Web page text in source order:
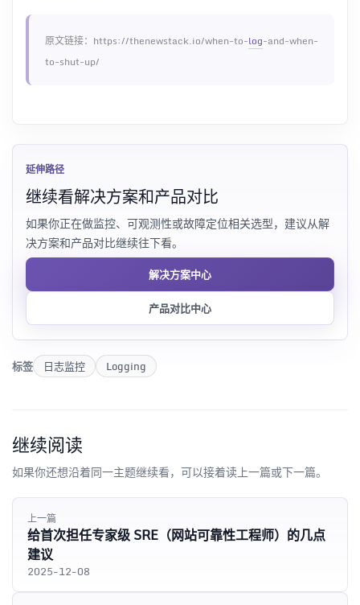
原文链接：https://thenewstack.io/when-to-log-and-when-
to-shut-up/
延伸路径
继续看解决方案和产品对比
如果你正在做监控、可观测性或故障定位相关选型，建议从解
决方案和产品对比继续往下看。
解决方案中心
产品对比中心
标签 日志监控 Logging
继续阅读
如果你还想沿着同一主题继续看，可以接着读上一篇或下一篇。
上一篇
给首次担任专家级 SRE（网站可靠性工程师）的几点
建议
2025-12-08